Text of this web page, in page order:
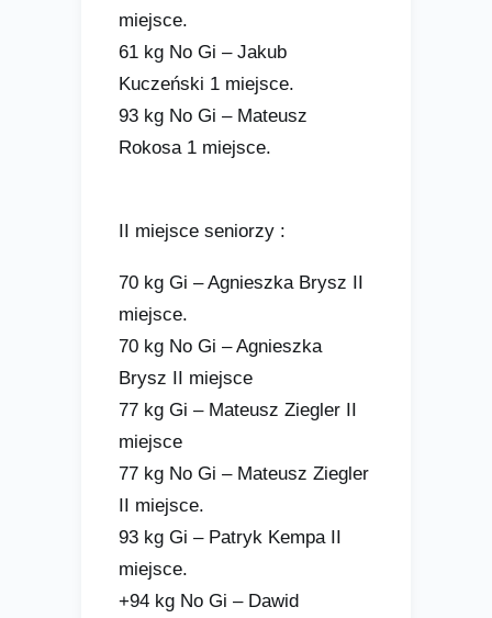
miejsce.
61 kg No Gi – Jakub
Kuczeński 1 miejsce.
93 kg No Gi – Mateusz
Rokosa 1 miejsce.
II miejsce seniorzy :
70 kg Gi – Agnieszka Brysz II
miejsce.
70 kg No Gi – Agnieszka
Brysz II miejsce
77 kg Gi – Mateusz Ziegler II
miejsce
77 kg No Gi – Mateusz Ziegler
II miejsce.
93 kg Gi – Patryk Kempa II
miejsce.
+94 kg No Gi – Dawid